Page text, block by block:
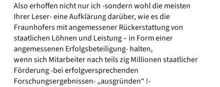
Also erhoffen nicht nur ich -sondern wohl die meisten
Ihrer Leser- eine Aufklärung darüber, wie es die
Fraunhofers mit angemessener Rückerstattung von
staatlichen Löhnen und Leistung – in Form einer
angemessenen Erfolgsbeteiligung- halten,
wenn sich Mitarbeiter nach teils zig Millionen staatlicher
Förderung -bei erfolgversprechenden
Forschungsergebnissen- „ausgründen“ !-